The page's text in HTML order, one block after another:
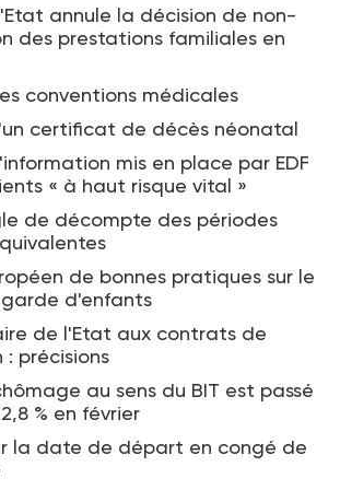
annule la décision de non-
des prestations familiales en
conventions médicales
certificat de décès néonatal
mis en place par EDF
« à haut risque vital »
de décompte des périodes
de bonnes pratiques sur le
d'enfants
de l'Etat aux contrats de
précisions
au sens du BIT est passé
% en février
la date de départ en congé de